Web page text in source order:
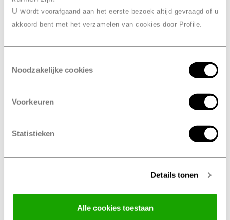
U wordt voorafgaand aan het eerste bezoek altijd gevraagd of u
akkoord bent met het verzamelen van cookies door Profile.
Noodzakelijke cookies
Voorkeuren
Statistieken
Details tonen
Alle cookies toestaan